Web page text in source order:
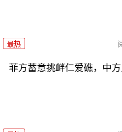
最热
菲方蓄意挑衅仁爱礁，中